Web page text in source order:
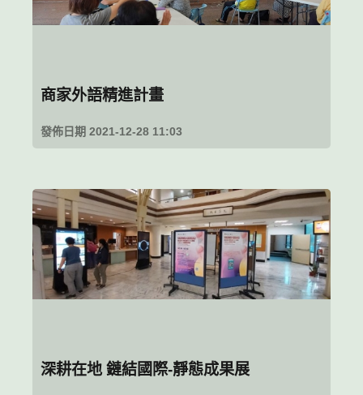
商家外語精進計畫
發佈日期 2021-12-28 11:03
深耕在地 鏈結國際-靜態成果展